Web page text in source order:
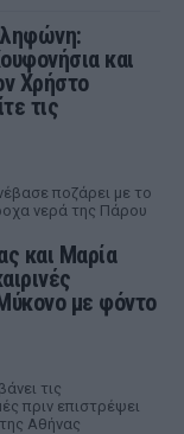
και
Χρήστο
τις
ποζάρει με το
νερά της Πάρου
και Μαρία
με φόντο
τις
πριν επιστρέψει
Αθήνας